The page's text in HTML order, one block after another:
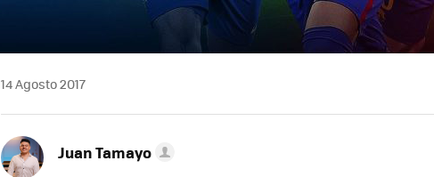
14 Agosto 2017
Juan Tamayo